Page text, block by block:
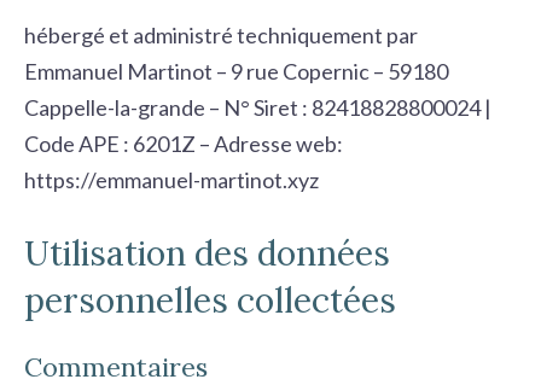
hébergé et administré techniquement par
Emmanuel Martinot – 9 rue Copernic – 59180
Cappelle-la-grande – N° Siret : 82418828800024 |
Code APE : 6201Z – Adresse web:
https://emmanuel-martinot.xyz
Utilisation des données
personnelles collectées
Commentaires